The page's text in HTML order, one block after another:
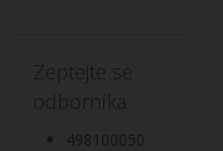
Zeptejte se
odborníka
498100050